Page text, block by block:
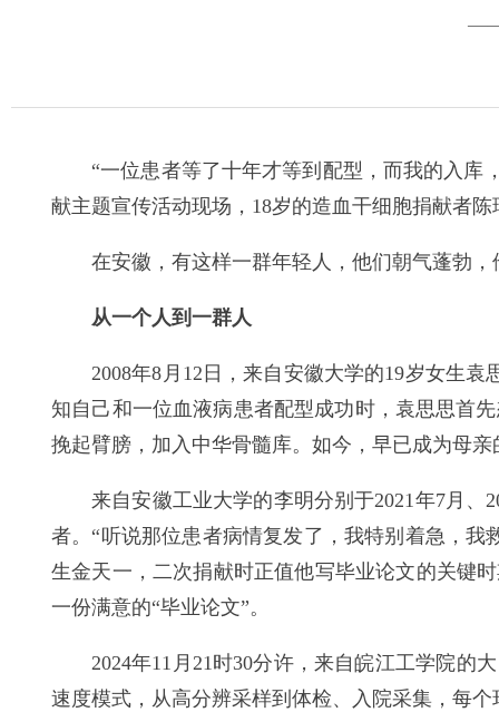
——
“一位患者等了十年才等到配型，而我的入库
献主题宣传活动现场，18岁的造血干细胞捐献者
在安徽，有这样一群年轻人，他们朝气蓬勃
从一个人到一群人
2008年8月12日，来自安徽大学的19岁女生
知自己和一位血液病患者配型成功时，袁思思首
挽起臂膀，加入中华骨髓库。如今，早已成为母
来自安徽工业大学的李明分别于2021年7月
者。“听说那位患者病情复发了，我特别着急，
生金天一，二次捐献时正值他写毕业论文的关键
一份满意的“毕业论文”。
2024年11月21时30分许，来自皖江工学院的
速度模式，从高分辨采样到体检、入院采集，每